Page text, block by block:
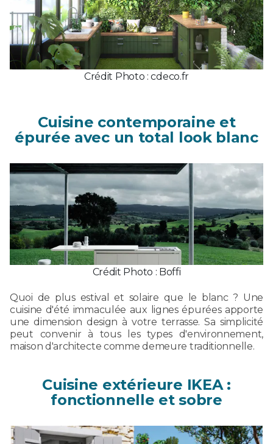
Crédit Photo : cdeco.fr
Cuisine contemporaine et
épurée avec un total look blanc
Crédit Photo : Boffi
Quoi de plus estival et solaire que le blanc ? Une
cuisine d'été immaculée aux lignes épurées apporte
une dimension design à votre terrasse. Sa simplicité
peut convenir à tous les types d'environnement,
maison d'architecte comme demeure traditionnelle.
Cuisine extérieure IKEA :
fonctionnelle et sobre